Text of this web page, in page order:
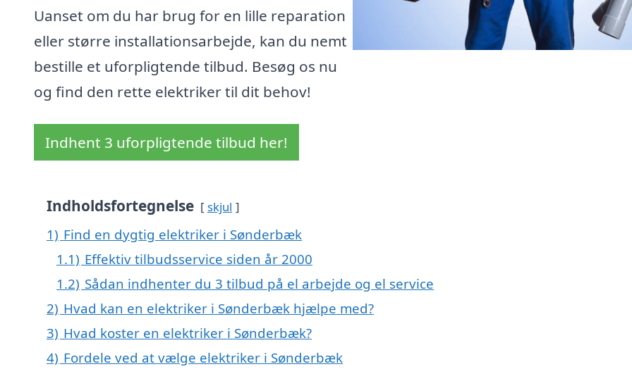
Uanset om du har brug for en lille reparation
eller større installationsarbejde, kan du nemt
bestille et uforpligtende tilbud. Besøg os nu
og find den rette elektriker til dit behov!
Indhent 3 uforpligtende tilbud her!
Indholdsfortegnelse skjul
1) Find en dygtig elektriker i Sønderbæk
1.1) Effektiv tilbudsservice siden år 2000
1.2) Sådan indhenter du 3 tilbud på el arbejde og el service
2) Hvad kan en elektriker i Sønderbæk hjælpe med?
3) Hvad koster en elektriker i Sønderbæk?
4) Fordele ved at vælge elektriker i Sønderbæk